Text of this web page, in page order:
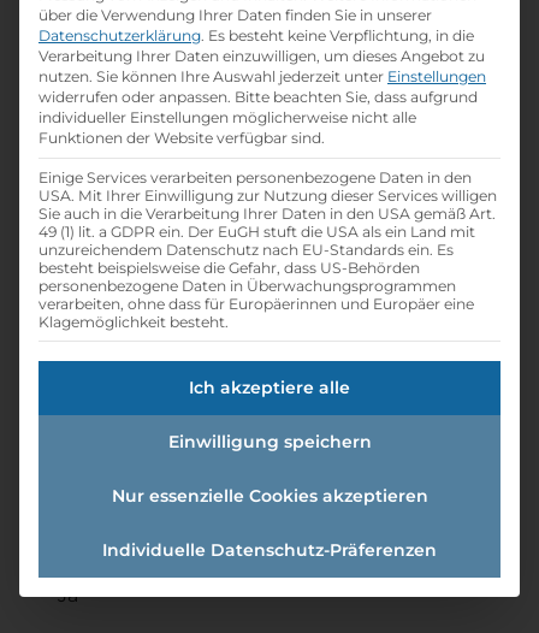
Home» Lehrbetriebe»Hotel Kärntnerhof
Hotel Kärntnerhof
printLehrstelle ausdrucken
Detailinformationen
folderBranche:
info
Anzahl Mitarbeiter
new_releasesLehre mit Matura
Ja
über die Verwendung Ihrer Daten finden Sie in unserer
Datenschutzerklärung. Es besteht keine Verpflichtung, in die
Verarbeitung Ihrer Daten einzuwilligen, um dieses Angebot zu
nutzen. Sie können Ihre Auswahl jederzeit unter Einstellungen
widerrufen oder anpassen. Bitte beachten Sie, dass aufgrund
individueller Einstellungen möglicherweise nicht alle
Funktionen der Website verfügbar sind.
Einige Services verarbeiten personenbezogene Daten in den
USA. Mit Ihrer Einwilligung zur Nutzung dieser Services willigen
Sie auch in die Verarbeitung Ihrer Daten in den USA gemäß Art.
49 (1) lit. a GDPR ein. Der EuGH stuft die USA als ein Land mit
unzureichendem Datenschutz nach EU-Standards ein. Es
besteht beispielsweise die Gefahr, dass US-Behörden
personenbezogene Daten in Überwachungsprogrammen
verarbeiten, ohne dass für Europäerinnen und Europäer eine
Klagemöglichkeit besteht.
Ich akzeptiere alle
Einwilligung speichern
Nur essenzielle Cookies akzeptieren
Individuelle Datenschutz-Präferenzen